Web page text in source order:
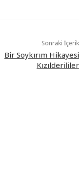
Sonraki İçerik
Bir Soykırım Hikayesi
Kızılderililer